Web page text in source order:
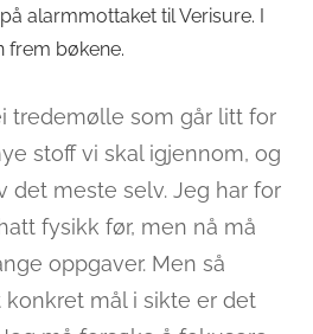
alarmmottaket til Verisure. I
frem bøkene.
tredemølle som går litt for
stoff vi skal igjennom, og
det meste selv. Jeg har for
fysikk før, men nå må
oppgaver. Men så
mål i sikte er det